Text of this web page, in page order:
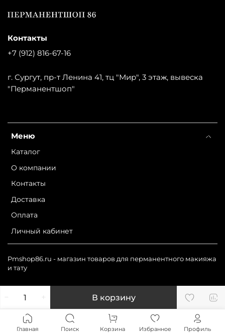
В корзину
Меню
Каталог
О компании
Контакты
Доставка
Оплата
Личный кабинет
Контакты
+7 (912) 816-67-16
г. Сургут, пр-т Ленина 41, тц "Мир", 3 этаж, вывеска
"Перманентшоп"
Pmshop86.ru - магазин товаров для перманентного макияжа
и тату
Главная Поиск Корзина Избранное Профиль